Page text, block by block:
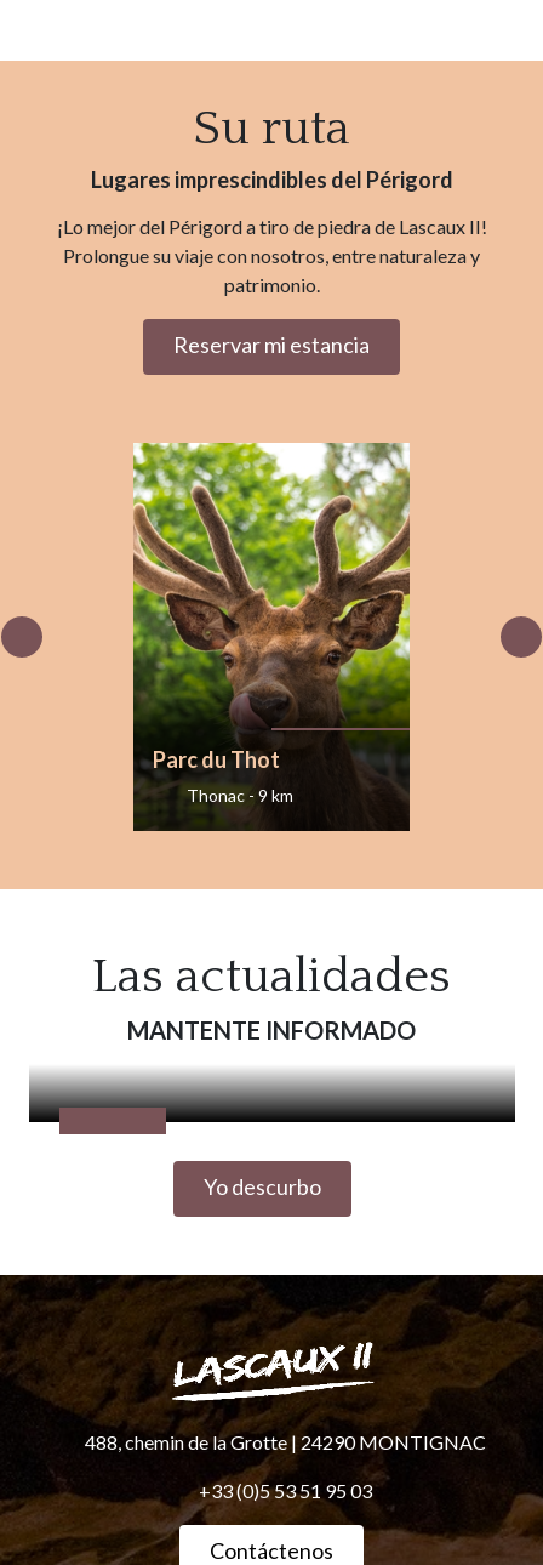
Su ruta
Lugares imprescindibles del Périgord
¡Lo mejor del Périgord a tiro de piedra de Lascaux II!
Prolongue su viaje con nosotros, entre naturaleza y
patrimonio.
Reservar mi estancia
Parc du Thot
Thonac - 9 km
Las actualidades
MANTENTE INFORMADO
Yo descurbo
488, chemin de la Grotte | 24290 MONTIGNAC
+33 (0)5 53 51 95 03
Contáctenos